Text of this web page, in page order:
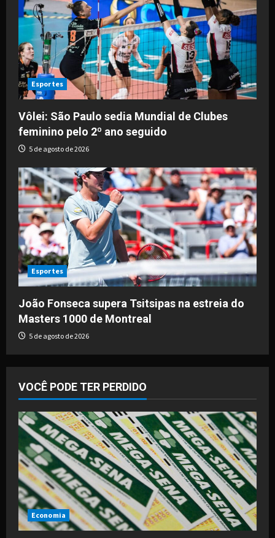
Esportes
Vôlei: São Paulo sedia Mundial de Clubes
feminino pelo 2º ano seguido
5 de agosto de 2026
Esportes
João Fonseca supera Tsitsipas na estreia do
Masters 1000 de Montreal
5 de agosto de 2026
VOCÊ PODE TER PERDIDO
Economia